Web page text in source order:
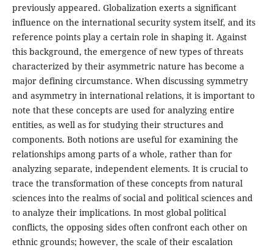
previously appeared. Globalization exerts a significant
influence on the international security system itself, and its
reference points play a certain role in shaping it. Against
this background, the emergence of new types of threats
characterized by their asymmetric nature has become a
major defining circumstance. When discussing symmetry
and asymmetry in international relations, it is important to
note that these concepts are used for analyzing entire
entities, as well as for studying their structures and
components. Both notions are useful for examining the
relationships among parts of a whole, rather than for
analyzing separate, independent elements. It is crucial to
trace the transformation of these concepts from natural
sciences into the realms of social and political sciences and
to analyze their implications. In most global political
conflicts, the opposing sides often confront each other on
ethnic grounds; however, the scale of their escalation